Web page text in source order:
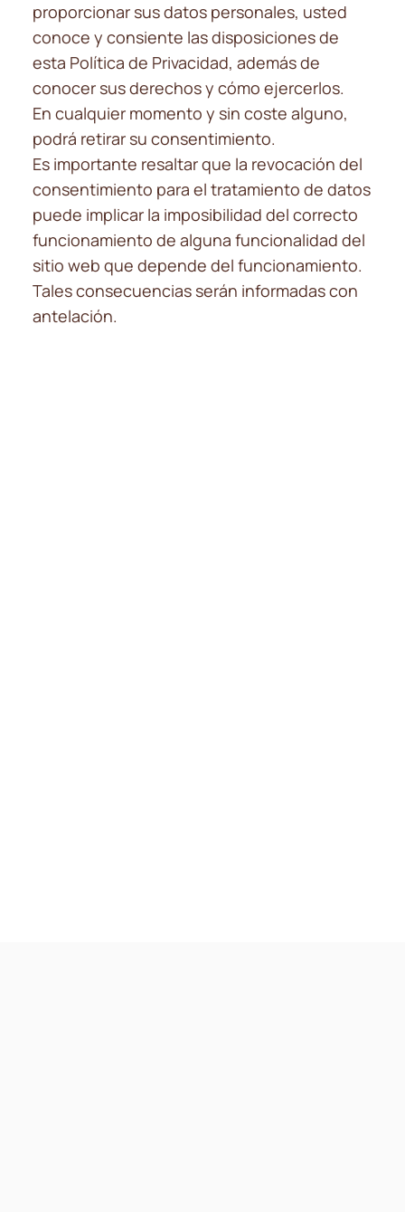
proporcionar sus datos personales, usted
conoce y consiente las disposiciones de
esta Política de Privacidad, además de
conocer sus derechos y cómo ejercerlos.
En cualquier momento y sin coste alguno,
podrá retirar su consentimiento.
Es importante resaltar que la revocación del
consentimiento para el tratamiento de datos
puede implicar la imposibilidad del correcto
funcionamiento de alguna funcionalidad del
sitio web que depende del funcionamiento.
Tales consecuencias serán informadas con
antelación.